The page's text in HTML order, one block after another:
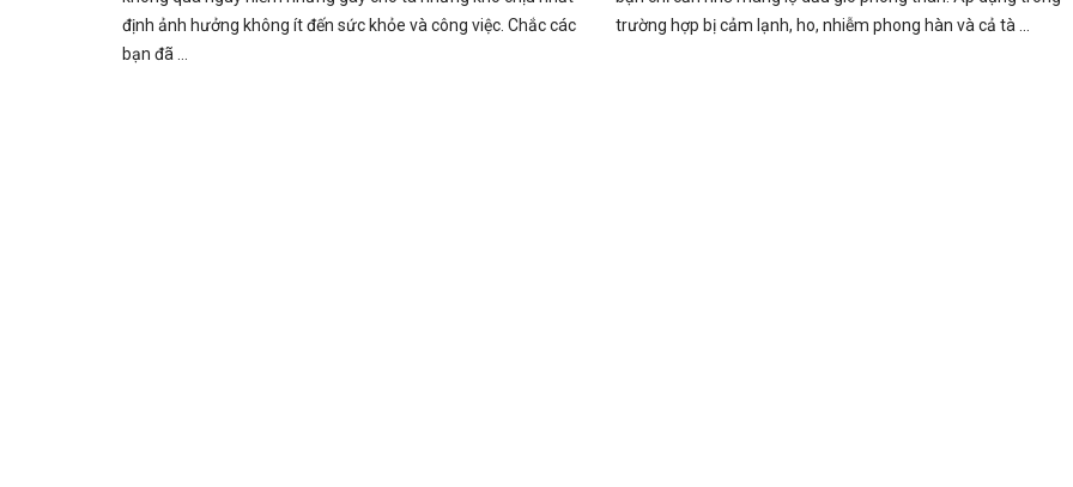
định ảnh hưởng không ít đến sức khỏe và công việc. Chắc các
bạn đã ...
trường hợp bị cảm lạnh, ho, nhiễm phong hàn và cả tà ...